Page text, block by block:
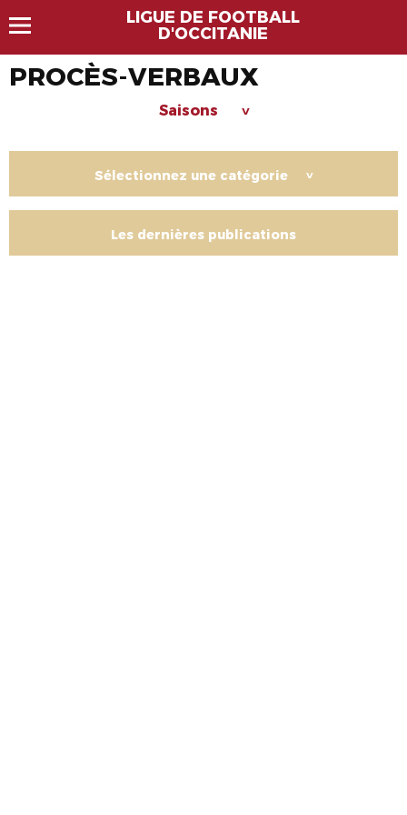
LIGUE DE FOOTBALL
D'OCCITANIE
PROCÈS-VERBAUX
Saisons >
Sélectionnez une catégorie >
Les dernières publications